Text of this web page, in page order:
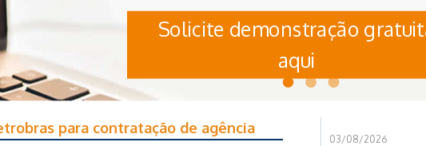
Solicite demonstração
aqui
para contratação de agência
03/08/2026